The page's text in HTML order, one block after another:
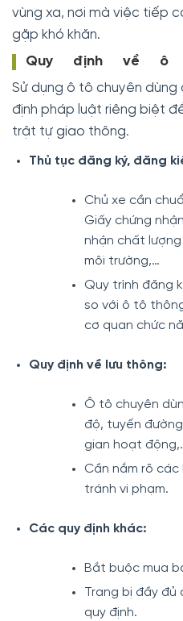
vùng xa, nơi mà việc tiếp
gặp khó khăn.
Quy định về ô
Sử dụng ô tô chuyên
định pháp luật riêng biệt
trật tự giao thông.
Thủ tục đăng ký, đăng
Chủ xe cần
Giấy chứng
nhận chất
môi trường,…
Quy trình đăng
so với ô tô
cơ quan chức
Quy định về lưu thông:
Ô tô chuyên
độ, tuyến
gian hoạt
Cần nắm rõ
tránh vi phạm.
Các quy định khác:
Bắt buộc mua
Trang bị đầy
quy định.